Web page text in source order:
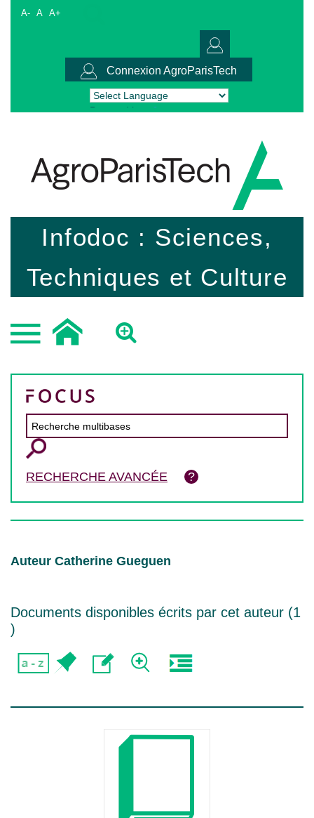
A- A A+
Connexion AgroParisTech
Powered by Translate
Infodoc : Sciences,
Techniques et Culture
RECHERCHE AVANCÉE
Auteur Catherine Gueguen
Documents disponibles écrits par cet auteur (1
)